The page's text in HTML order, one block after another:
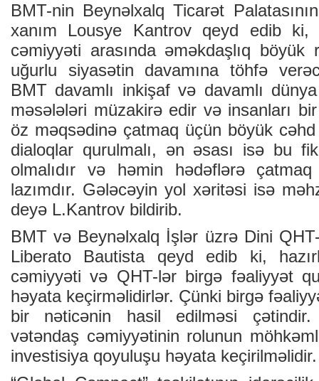
BMT-nin Beynəlxalq Ticarət
xanım Lousye Kantrov qeyd edib ki,
cəmiyyəti arasında əməkdaşlıq
uğurlu siyasətin davamına töhfə
BMT davamlı inkişaf və davamlı
məsələləri müzakirə edir və insanları
öz məqsədinə çatmaq üçün böyük
dialoqlar qurulmalı, ən əsası isə bu
olmalıdır və həmin hədəflərə
lazımdır. Gələcəyin yol xəritəsi isə
deyə L.Kantrov bildirib.
BMT və Beynəlxalq İşlər üzrə Dini
Liberato Bautista qeyd edib ki,
cəmiyyəti və QHT-lər birgə fəaliyyət
həyata keçirməlidirlər. Çünki birgə
bir nəticənin hasil edilməsi çətindir.
vətəndaş cəmiyyətinin rolunun
investisiya qoyuluşu həyata keçirilməlidir.